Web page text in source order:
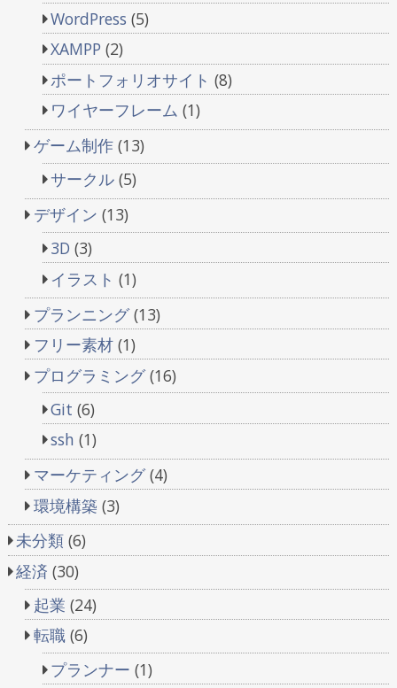
WordPress (5)
XAMPP (2)
ポートフォリオサイト (8)
ワイヤーフレーム (1)
ゲーム制作(13)
サークル (5)
デザイン (13)
3D (3)
イラスト (1)
プランニング(13)
フリー素材(1)
プログラミング(16)
Git (6)
ssh (1)
マーケティング(4)
環境構築 (3)
未分類 (6)
経済 (30)
起業 (24)
転職(6)
プランナー (1)